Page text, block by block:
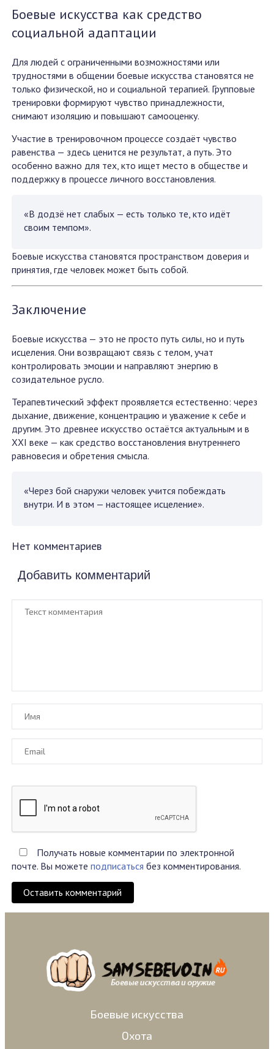
Боевые искусства как средство
социальной адаптации
Для людей с ограниченными возможностями или
трудностями в общении боевые искусства становятся не
только физической, но и социальной терапией. Групповые
тренировки формируют чувство принадлежности,
снимают изоляцию и повышают самооценку.
Участие в тренировочном процессе создаёт чувство
равенства — здесь ценится не результат, а путь. Это
особенно важно для тех, кто ищет место в обществе и
поддержку в процессе личного восстановления.
«В додзё нет слабых — есть только те, кто идёт
своим темпом».
Боевые искусства становятся пространством доверия и
принятия, где человек может быть собой.
Заключение
Боевые искусства — это не просто путь силы, но и путь
исцеления. Они возвращают связь с телом, учат
контролировать эмоции и направляют энергию в
созидательное русло.
Терапевтический эффект проявляется естественно: через
дыхание, движение, концентрацию и уважение к себе и
другим. Это древнее искусство остаётся актуальным и в
XXI веке — как средство восстановления внутреннего
равновесия и обретения смысла.
«Через бой снаружи человек учится побеждать
внутри. И в этом — настоящее исцеление».
Нет комментариев
Добавить комментарий
Получать новые комментарии по электронной
почте. Вы можете подписаться без комментирования.
Оставить комментарий
Боевые искусства
Охота